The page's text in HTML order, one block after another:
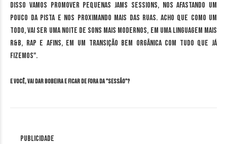
disso vamos promover pequenas jams sessions, nos afastando um
pouco da pista e nos proximando mais das ruas. Acho que como um
todo, vai ser uma noite de sons mais modernos, em uma linguagem mais
R&B, Rap e afins, em um transição bem orgânica com tudo que já
fizemos".
E você, vai dar bobeira e ficar de fora da "Sessão"?
Publicidade